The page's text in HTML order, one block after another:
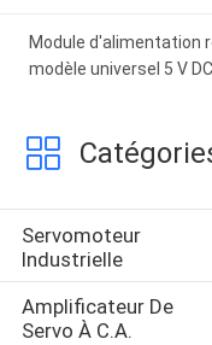
Module d'alimentation
modèle universel 5 V
Servomoteur
Industrielle
Amplificateur De
Servo À C.A.